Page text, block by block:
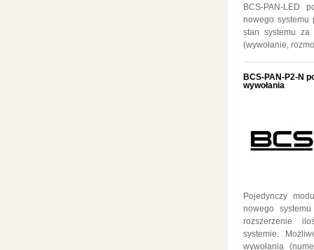
BCS-PAN-LED
nowego systemu
stan systemu za
(wywołanie,
BCS-PAN-P2-N
wywołania
Pojedynczy
nowego
rozszerzenie
systemie.
wywołania